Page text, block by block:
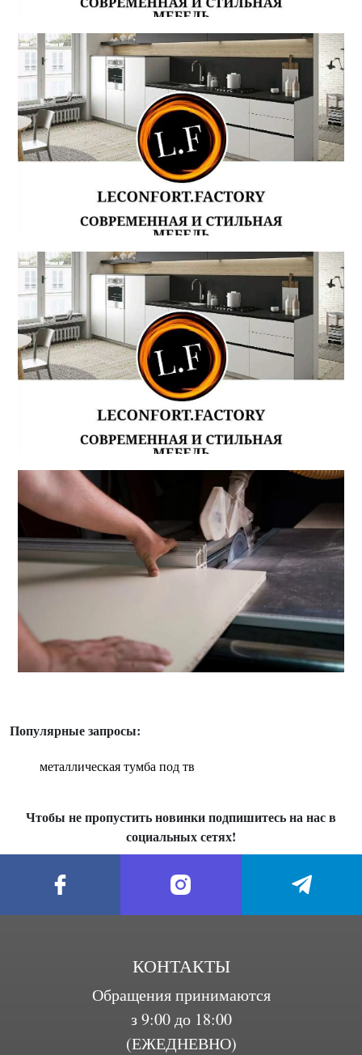
Популярные запросы:
металлическая тумба под тв
Чтобы не пропустить новинки подпишитесь на нас в
социальных сетях!
КОНТАКТЫ
Обращения принимаются
з 9:00 до 18:00
(ЕЖЕДНЕВНО)